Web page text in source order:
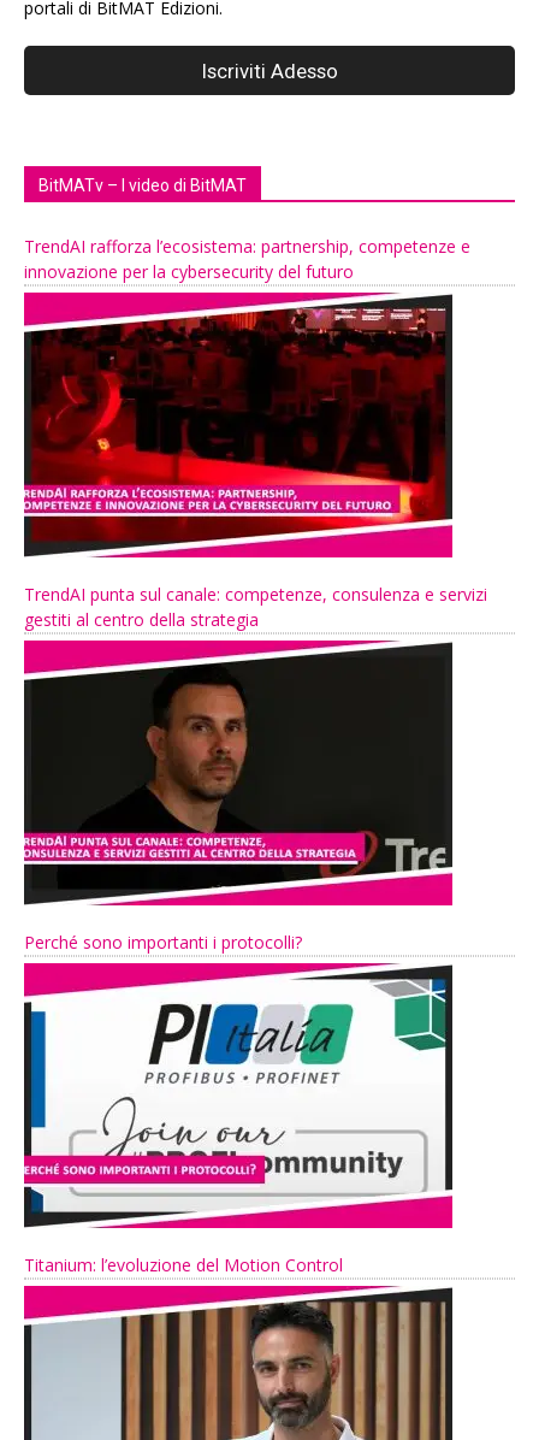
portali di BitMAT Edizioni.
BitMATv – I video di BitMAT
TrendAI rafforza l’ecosistema: partnership, competenze e
innovazione per la cybersecurity del futuro
TrendAI punta sul canale: competenze, consulenza e servizi
gestiti al centro della strategia
Perché sono importanti i protocolli?
Titanium: l’evoluzione del Motion Control